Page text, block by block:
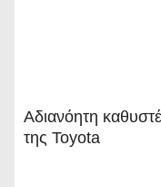
Αδιανόητη
της Toyota